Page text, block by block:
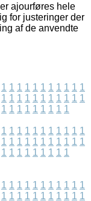
ajourføres hele
for justeringer der
af de anvendte
1 1 1 1 1 1 1 1 1 1 1
1 1 1 1 1 1 1 1 1 1 1
1 1 1 1 1 1 1 1 1
1 1 1 1 1 1 1 1 1 1 1
1 1 1 1 1 1 1 1 1 1 1
1 1 1 1 1 1 1 1 1
1 1 1 1 1 1 1 1 1 1 1
1 1 1 1 1 1 1 1 1 1 1